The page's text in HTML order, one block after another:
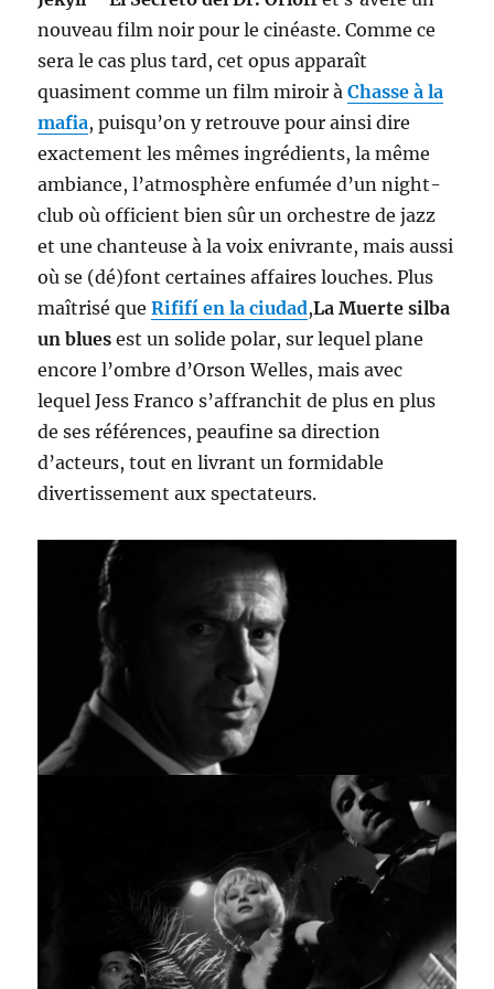
nouveau film noir pour le cinéaste. Comme ce
sera le cas plus tard, cet opus apparaît
quasiment comme un film miroir àChasse à la
mafia, puisqu’on y retrouve pour ainsi dire
exactement les mêmes ingrédients, la même
ambiance, l’atmosphère enfumée d’un night-
club où officient bien sûr un orchestre de jazz
et une chanteuse à la voix enivrante, mais aussi
où se (dé)font certaines affaires louches. Plus
maîtrisé queRififí en la ciudad,La Muerte silba
un blues est un solide polar, sur lequel plane
encore l’ombre d’Orson Welles, mais avec
lequel Jess Franco s’affranchit de plus en plus
de ses références, peaufine sa direction
d’acteurs, tout en livrant un formidable
divertissement aux spectateurs.